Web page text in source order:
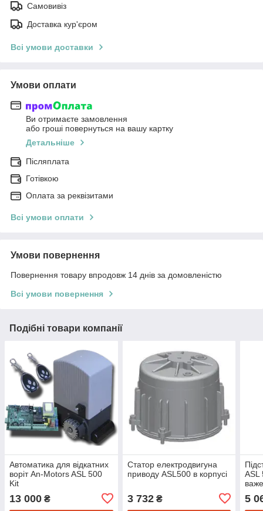
Самовивіз
Доставка кур'єром
Всі умови доставки
Умови оплати
Ви отримаєте замовлення
або гроші повернуться на вашу картку
Детальніше
Післяплата
Готівкою
Оплата за реквізитами
Всі умови оплати
Умови повернення
Повернення товару впродовж 14 днів за домовленістю
Всі умови повернення
Подібні товари компанії
Автоматика для відкатних
воріт An-Motors ASL 500
Kit
13 000 ₴
Статор електродвигуна
приводу ASL500 в корпусі
3 732₴
ASL
5